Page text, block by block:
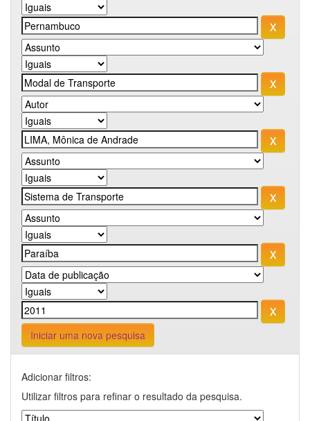
Iniciar uma nova pesquisa
Adicionar filtros:
Utilizar filtros para refinar o resultado da pesquisa.